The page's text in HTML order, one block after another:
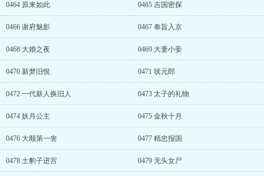
0464 原来如此 0465 吉国密探
0466 谢府魅影 0467 奉旨入京
0468 大婚之夜 0469 大妻小妾
0470 新梦旧恨 0471 状元郎
0472 一代新人换旧人 0473 太子的礼物
0474 妖月公主 0475 金秋十月
0476 大顺第一丧 0477 精忠报国
0478 土豹子进宫 0479 无头女尸